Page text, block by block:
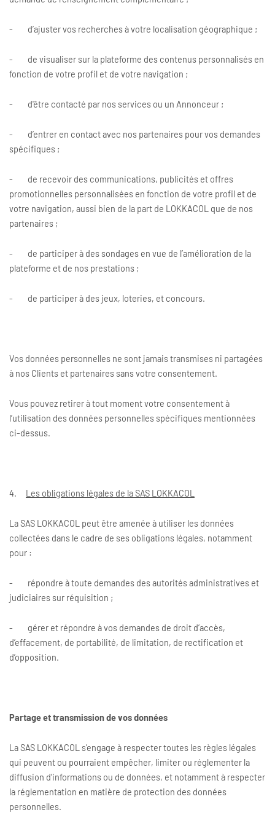
- d’ajuster vos recherches à votre localisation géographique ;
- de visualiser sur la plateforme des contenus personnalisés en
fonction de votre profil et de votre navigation ;
- d'être contacté par nos services ou un Annonceur ;
- d’entrer en contact avec nos partenaires pour vos demandes
spécifiques ;
- de recevoir des communications, publicités et offres
promotionnelles personnalisées en fonction de votre profil et de
votre navigation, aussi bien de la part de LOKKACOL que de nos
partenaires ;
- de participer à des sondages en vue de l’amélioration de la
plateforme et de nos prestations ;
- de participer à des jeux, loteries, et concours.
Vos données personnelles ne sont jamais transmises ni partagées
à nos Clients et partenaires sans votre consentement.
Vous pouvez retirer à tout moment votre consentement à
l’utilisation des données personnelles spécifiques mentionnées
ci-dessus.
4. Les obligations légales de la SAS LOKKACOL
La SAS LOKKACOL peut être amenée à utiliser les données
collectées dans le cadre de ses obligations légales, notamment
pour :
- répondre à toute demandes des autorités administratives et
judiciaires sur réquisition ;
- gérer et répondre à vos demandes de droit d’accès,
d’effacement, de portabilité, de limitation, de rectification et
d’opposition.
Partage et transmission de vos données
La SAS LOKKACOL s’engage à respecter toutes les règles légales
qui peuvent ou pourraient empêcher, limiter ou réglementer la
diffusion d’informations ou de données, et notamment à respecter
la réglementation en matière de protection des données
personnelles.